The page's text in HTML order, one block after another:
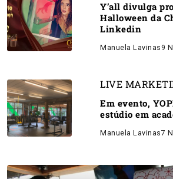
Y’all divulga
Halloween da
Linkedin
Manuela Lavinas 9
LIVE
Em evento,
estúdio em
Manuela Lavinas7